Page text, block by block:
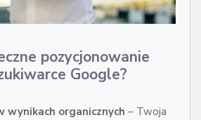
pozycjonowanie
Google?
wynikach organicznych – Twoja